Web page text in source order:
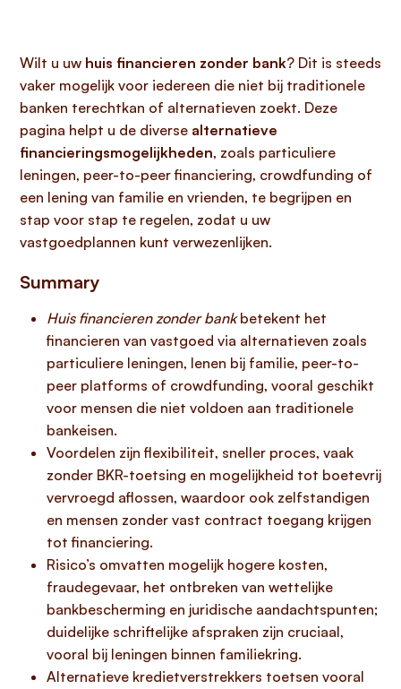
Wilt u uw huis financieren zonder bank? Dit is steeds
vaker mogelijk voor iedereen die niet bij traditionele
banken terechtkan of alternatieven zoekt. Deze
pagina helpt u de diverse alternatieve
financieringsmogelijkheden, zoals particuliere
leningen, peer-to-peer financiering, crowdfunding of
een lening van familie en vrienden, te begrijpen en
stap voor stap te regelen, zodat u uw
vastgoedplannen kunt verwezenlijken.
Summary
Huis financieren zonder bankbetekent het
financieren van vastgoed via alternatieven zoals
particuliere leningen, lenen bij familie, peer-to-
peer platforms of crowdfunding, vooral geschikt
voor mensen die niet voldoen aan traditionele
bankeisen.
Voordelen zijn flexibiliteit, sneller proces, vaak
zonder BKR-toetsing en mogelijkheid tot boetevrij
vervroegd aflossen, waardoor ook zelfstandigen
en mensen zonder vast contract toegang krijgen
tot financiering.
Risico’s omvatten mogelijk hogere kosten,
fraudegevaar, het ontbreken van wettelijke
bankbescherming en juridische aandachtspunten;
duidelijke schriftelijke afspraken zijn cruciaal,
vooral bij leningen binnen familiekring.
Alternatieve kredietverstrekkers toetsen vooral